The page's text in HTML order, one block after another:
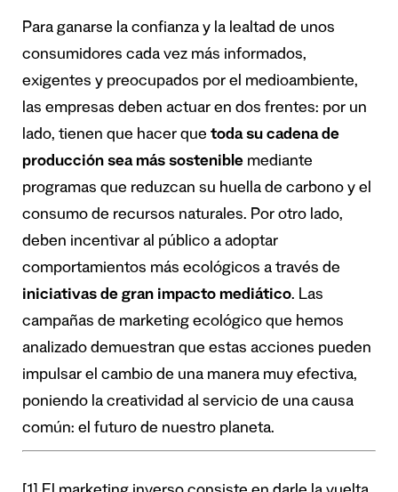
Para ganarse la confianza y la lealtad de unos
consumidores cada vez más informados,
exigentes y preocupados por el medioambiente,
las empresas deben actuar en dos frentes: por un
lado, tienen que hacer que toda su cadena de
producción sea más sostenible mediante
programas que reduzcan su huella de carbono y el
consumo de recursos naturales. Por otro lado,
deben incentivar al público a adoptar
comportamientos más ecológicos a través de
iniciativas de gran impacto mediático. Las
campañas de marketing ecológico que hemos
analizado demuestran que estas acciones pueden
impulsar el cambio de una manera muy efectiva,
poniendo la creatividad al servicio de una causa
común: el futuro de nuestro planeta.